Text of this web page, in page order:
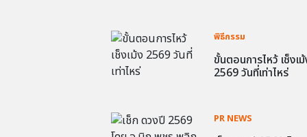
พิธีกรรม
ขั้นตอนการไหว้ เช็งเ
2569 วันที่เท่าไหร่
PR NEWS